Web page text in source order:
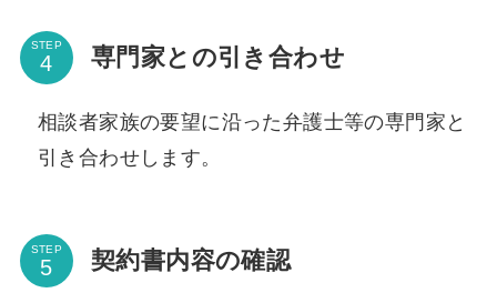
STEP 専門家との引き合わせ
相談者家族の要望に沿った弁護士等の専門家と
引き合わせします。
STEP 契約書内容の確認